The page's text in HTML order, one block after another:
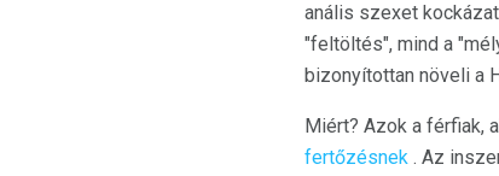
anális szexet
"feltöltés", mind a
bizonyítottan növeli a
Miért? Azok a férfiak,
fertőzésnek . Az